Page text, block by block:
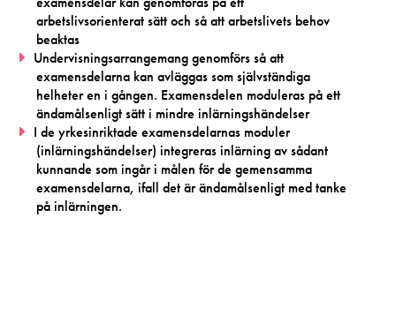
arbetslivsorienterat sätt och så att arbetslivets behov
beaktas
Undervisningsarrangemang genomförs så att
examensdelarna kan avläggas som självständiga
helheter en i gången. Examensdelen moduleras på ett
ändamålsenligt sätt i mindre inlärningshändelser
I de yrkesinriktade examensdelarnas moduler
(inlärningshändelser) integreras inlärning av sådant
kunnande som ingår i målen för de gemensamma
examensdelarna, ifall det är ändamålsenligt med tanke
på inlärningen.